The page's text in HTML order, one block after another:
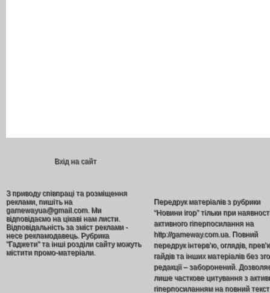
Вхід на сайт
З приводу співпраці та розміщення
реклами, пишіть на
gamewayua@gmail.com. Ми
відповідаємо на цікаві нам листи.
Відповідальність за зміст реклами -
несе рекламодавець. Рубрика
"Гаджети" та інші розділи сайту можуть
містити промо-матеріали.
Передрук матеріалів з рубрики
“Новини ігор” тільки при
активного гіперпосилання на
http://gameway.com.ua. Повний
передрук інтерв’ю, оглядів,
гайдів та інших матеріалів без
редакції – заборонений.
лише часткове цитування з
гіперпосиланням на повний текст